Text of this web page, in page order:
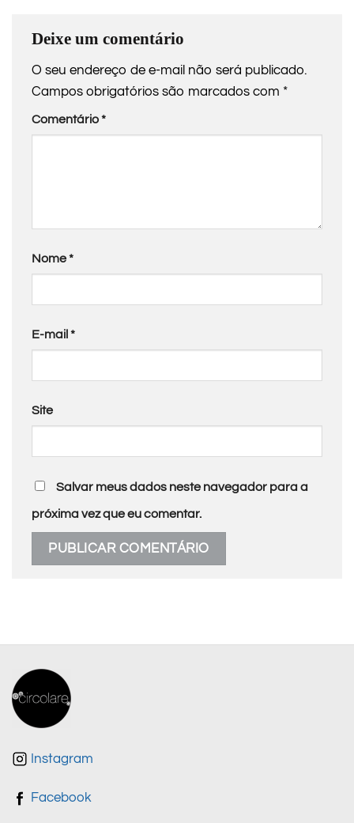
Deixe um comentário
O seu endereço de e-mail não será publicado.
Campos obrigatórios são marcados com *
Comentário*
Nome*
E-mail *
Site
Salvar meus dados neste navegador para a
próxima vez que eu comentar.
Instagram
Facebook